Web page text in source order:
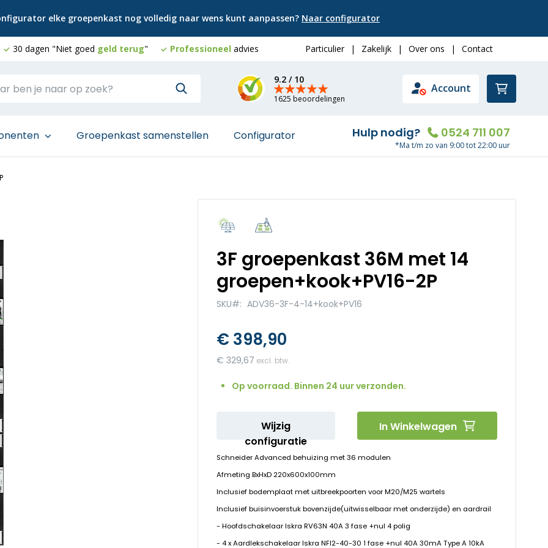
elke groepenkast nog volledig naar wens kunt aanpassen? Naar configurator
30 dagen "Niet goed geld terug" Professioneel advies Particulier | Zakelijk | Over ons | Contact
Account
9.2 / 10
1625 beoordelingen
Groepenkast samenstellen Configurator Hulp nodig? 0524 711 007
*Ma t/m zo van 9:00 tot 22:00 uur
3F groepenkast 36M met 14
groepen+kook+PV16-2P
SKU ADV36-3F-4-14+kook+PV16
€ 398,90
€ 329,67
Op voorraad. Binnen 24 uur verzonden.
Wijzig
configuratie
In Winkelwagen
Schneider Advanced behuizing met 36 modulen
Afmeting BxHxD 220x600x100mm
Inclusief bodemplaat met uitbreekpoorten voor M20/M25 wartels
Inclusief buisinvoerstuk bovenzijde(uitwisselbaar met onderzijde) en aardrail
- Hoofdschakelaar Iskra RV63N 40A 3 fase +nul 4 polig
- 4 x Aardlekschakelaar Iskra NFI2-40-30 1 fase +nul 40A 30mA Type A 10kA